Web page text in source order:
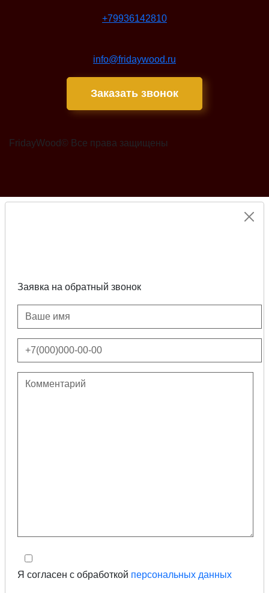
+79936142810
info@fridaywood.ru
Заказать звонок
FridayWood© Все права защищены
Заявка на обратный звонок
Я согласен с обработкой персональных данных